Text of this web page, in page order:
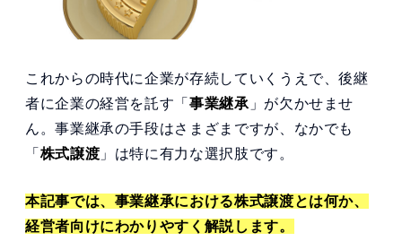
これからの時代に企業が存続していくうえで、後継
者に企業の経営を託す「事業継承 」が欠かせませ
ん。事業継承の手段はさまざまですが、なかでも
「 株式譲渡 」は特に有力な選択肢です。
本記事では、事業継承における株式譲渡とは何か、
経営者向けにわかりやすく解説します。